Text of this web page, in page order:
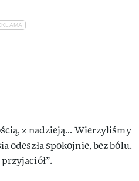
z nadzieją… Wierzyliśmy
odeszła spokojnie, bez bólu.